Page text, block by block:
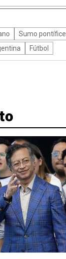
Sumo pontífice
Fútbol